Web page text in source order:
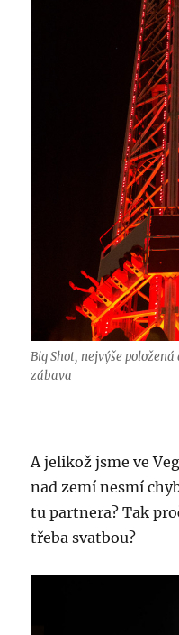
Big Shot, nejvýše
zábava
A jelikož jsme ve
nad zemí nesmí
tu partnera? Tak
třeba svatbou?